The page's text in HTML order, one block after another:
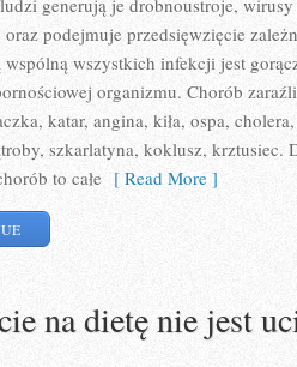
generują je drobnoustroje,
oraz podejmuje przedsięwzięcie
wspólną wszystkich infekcji jest
organizmu. Chorób
katar, angina, kiła, ospa,
szkarlatyna, koklusz, krztusiec.
to całe [ Read More ]
na dietę nie jest